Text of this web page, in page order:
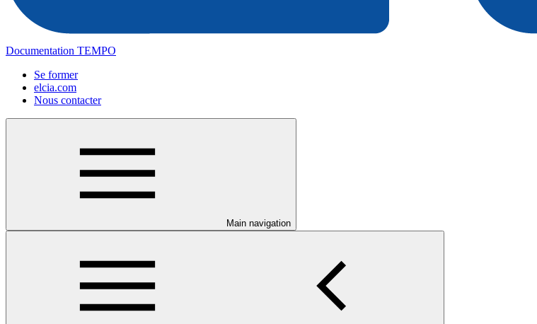
Documentation TEMPO
Se former
elcia.com
Nous contacter
Main navigation